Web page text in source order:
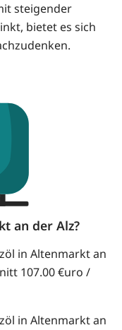
steigender
bietet es sich
an der Alz?
in Altenmarkt an
107.00 €uro /
in Altenmarkt an